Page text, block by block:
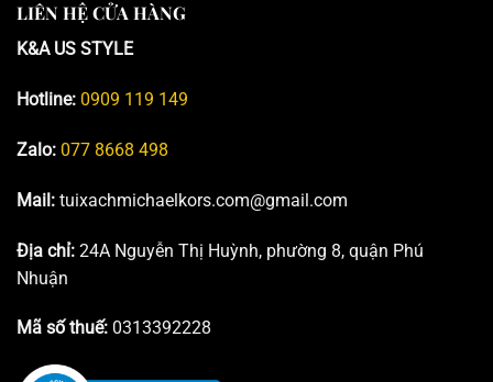
LIÊN HỆ CỬA HÀNG
K&A US STYLE
Hotline: 0909 119 149
Zalo: 077 8668 498
Mail: tuixachmichaelkors.com@gmail.com
Địa chỉ: 24A Nguyễn Thị Huỳnh, phường 8, quận Phú
Nhuận
Mã số thuế: 0313392228